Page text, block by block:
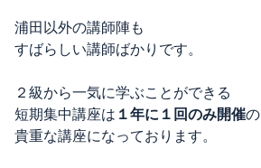
浦田以外の講師陣も
すばらしい講師ばかりです。
２級から一気に学ぶことができる
短期集中講座は １年に１回のみ開催の
貴重な講座になっております。